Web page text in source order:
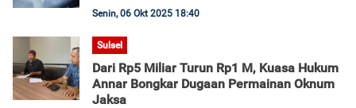
Senin, 06 Okt 2025 18:40
Sulsel
Dari Rp5 Miliar Turun Rp1 M, Kuasa Hukum
Annar Bongkar Dugaan Permainan Oknum
Jaksa